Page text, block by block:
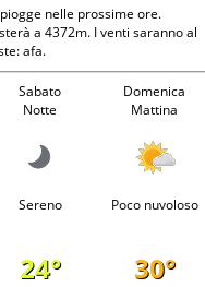
nelle prossime ore.
a 4372m. I venti saranno al
afa.
Sabato
Notte
Domenica
Mattina
Sereno Poco nuvoloso
24° 30°